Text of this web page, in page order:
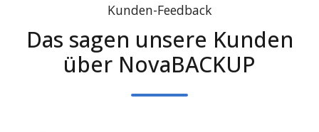
Kunden-Feedback
Das sagen unsere Kunden
über NovaBACKUP